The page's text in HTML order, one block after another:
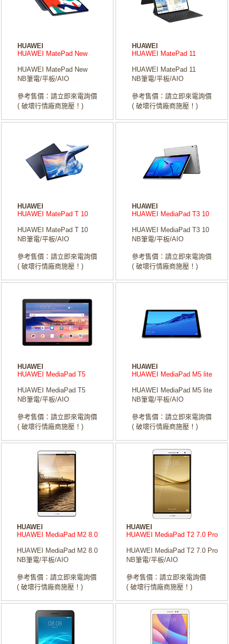
HUAWEI
HUAWEI MatePad New
HUAWEI MatePad New
NB筆電/平板/AIO
參考售價：請立即來電詢價
( 破壞行情廠商施壓！)
HUAWEI
HUAWEI MatePad 11
HUAWEI MatePad 11
NB筆電/平板/AIO
參考售價：請立即來電詢價
( 破壞行情廠商施壓！)
HUAWEI
HUAWEI MatePad T 10
HUAWEI MatePad T 10
NB筆電/平板/AIO
參考售價：請立即來電詢價
( 破壞行情廠商施壓！)
HUAWEI
HUAWEI MediaPad T3 10
HUAWEI MediaPad T3 10
NB筆電/平板/AIO
參考售價：請立即來電詢價
( 破壞行情廠商施壓！)
HUAWEI
HUAWEI MediaPad T5
HUAWEI MediaPad T5
NB筆電/平板/AIO
參考售價：請立即來電詢價
( 破壞行情廠商施壓！)
HUAWEI
HUAWEI MediaPad M5 lite
HUAWEI MediaPad M5 lite
NB筆電/平板/AIO
參考售價：請立即來電詢價
( 破壞行情廠商施壓！)
HUAWEI
HUAWEI MediaPad M2 8.0
HUAWEI MediaPad M2 8.0
NB筆電/平板/AIO
參考售價：請立即來電詢價
( 破壞行情廠商施壓！)
HUAWEI
HUAWEI MediaPad T2 7.0 Pro
HUAWEI MediaPad T2 7.0 Pro
NB筆電/平板/AIO
參考售價：請立即來電詢價
( 破壞行情廠商施壓！)